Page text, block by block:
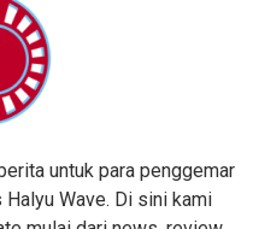
untuk para penggemar
Wave. Di sini kami